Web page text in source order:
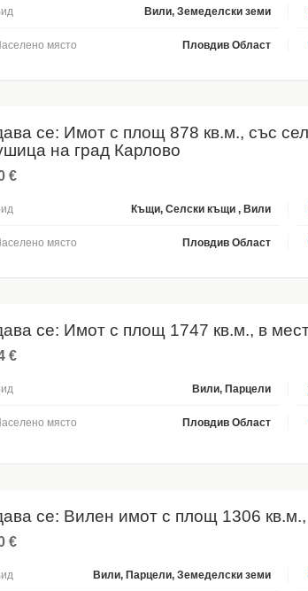
Вили, Земеделски земи
място Пловдив Област
се: Имот с площ 878 кв.м., със
на град Карлово
€
Къщи, Селски къщи , Вили
място Пловдив Област
се: Имот с площ 1747 кв.м., в
€
Вили, Парцели
място Пловдив Област
се: Вилен имот с площ 1306
€
Вили, Парцели, Земеделски земи